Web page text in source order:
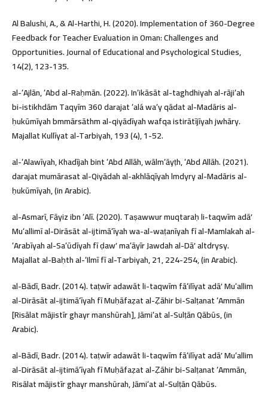
Al Balushi, A., & Al-Harthi, H. (2020). Implementation of 360-Degree
Feedback for Teacher Evaluation in Oman: Challenges and
Opportunities. Journal of Educational and Psychological Studies,
14(2), 123-135.
al-ʻAjlān, ʻAbd al-Raḥmān. (2022). Inʻikāsāt al-taghdhiyah al-rājiʻah
bi-istikhdām Taqyīm 360 darajat ʻalá waʻy qādat al-Madāris al-
ḥukūmīyah bmmārsāthm al-qiyādīyah wafqa istirātījīyah jwhāry.
Majallat Kullīyat al-Tarbiyah, 193 (4), 1-52.
al-ʻAlawīyah, Khadījah bint ʻAbd Allāh, wālmʻāyṭh, ʻAbd Allāh. (2021).
darajat mumārasat al-Qiyādah al-akhlāqīyah lmdyry al-Madāris al-
ḥukūmīyah, (in Arabic).
al-Asmarī, Fāyiz ibn ʻAlī. (2020). Taṣawwur muqtaraḥ li-taqwīm adāʼ
Muʻallimī al-Dirāsāt al-ijtimāʻīyah wa-al-waṭanīyah fī al-Mamlakah al-
ʻArabīyah al-Saʻūdīyah fī ḍawʼ maʻāyīr Jawdah al-Dāʼ altdrysy.
Majallat al-Baḥth al-ʻIlmī fī al-Tarbiyah, 21, 224-254, (in Arabic).
al-Bādī, Badr. (2014). taṭwīr adawāt li-taqwīm fāʻilīyat adāʼ Muʻallim
al-Dirāsāt al-ijtimāʻīyah fī Muḥāfaẓat al-Ẓāhir bi-Salṭanat ʻAmmān
[Risālat mājistīr ghayr manshūrah], Jāmiʻat al-Sulṭān Qābūs, (in
Arabic).
al-Bādī, Badr. (2014). taṭwīr adawāt li-taqwīm fāʻilīyat adāʼ Muʻallim
al-Dirāsāt al-ijtimāʻīyah fī Muḥāfaẓat al-Ẓāhir bi-Salṭanat ʻAmmān,
Risālat mājistīr ghayr manshūrah, Jāmiʻat al-Sulṭān Qābūs.